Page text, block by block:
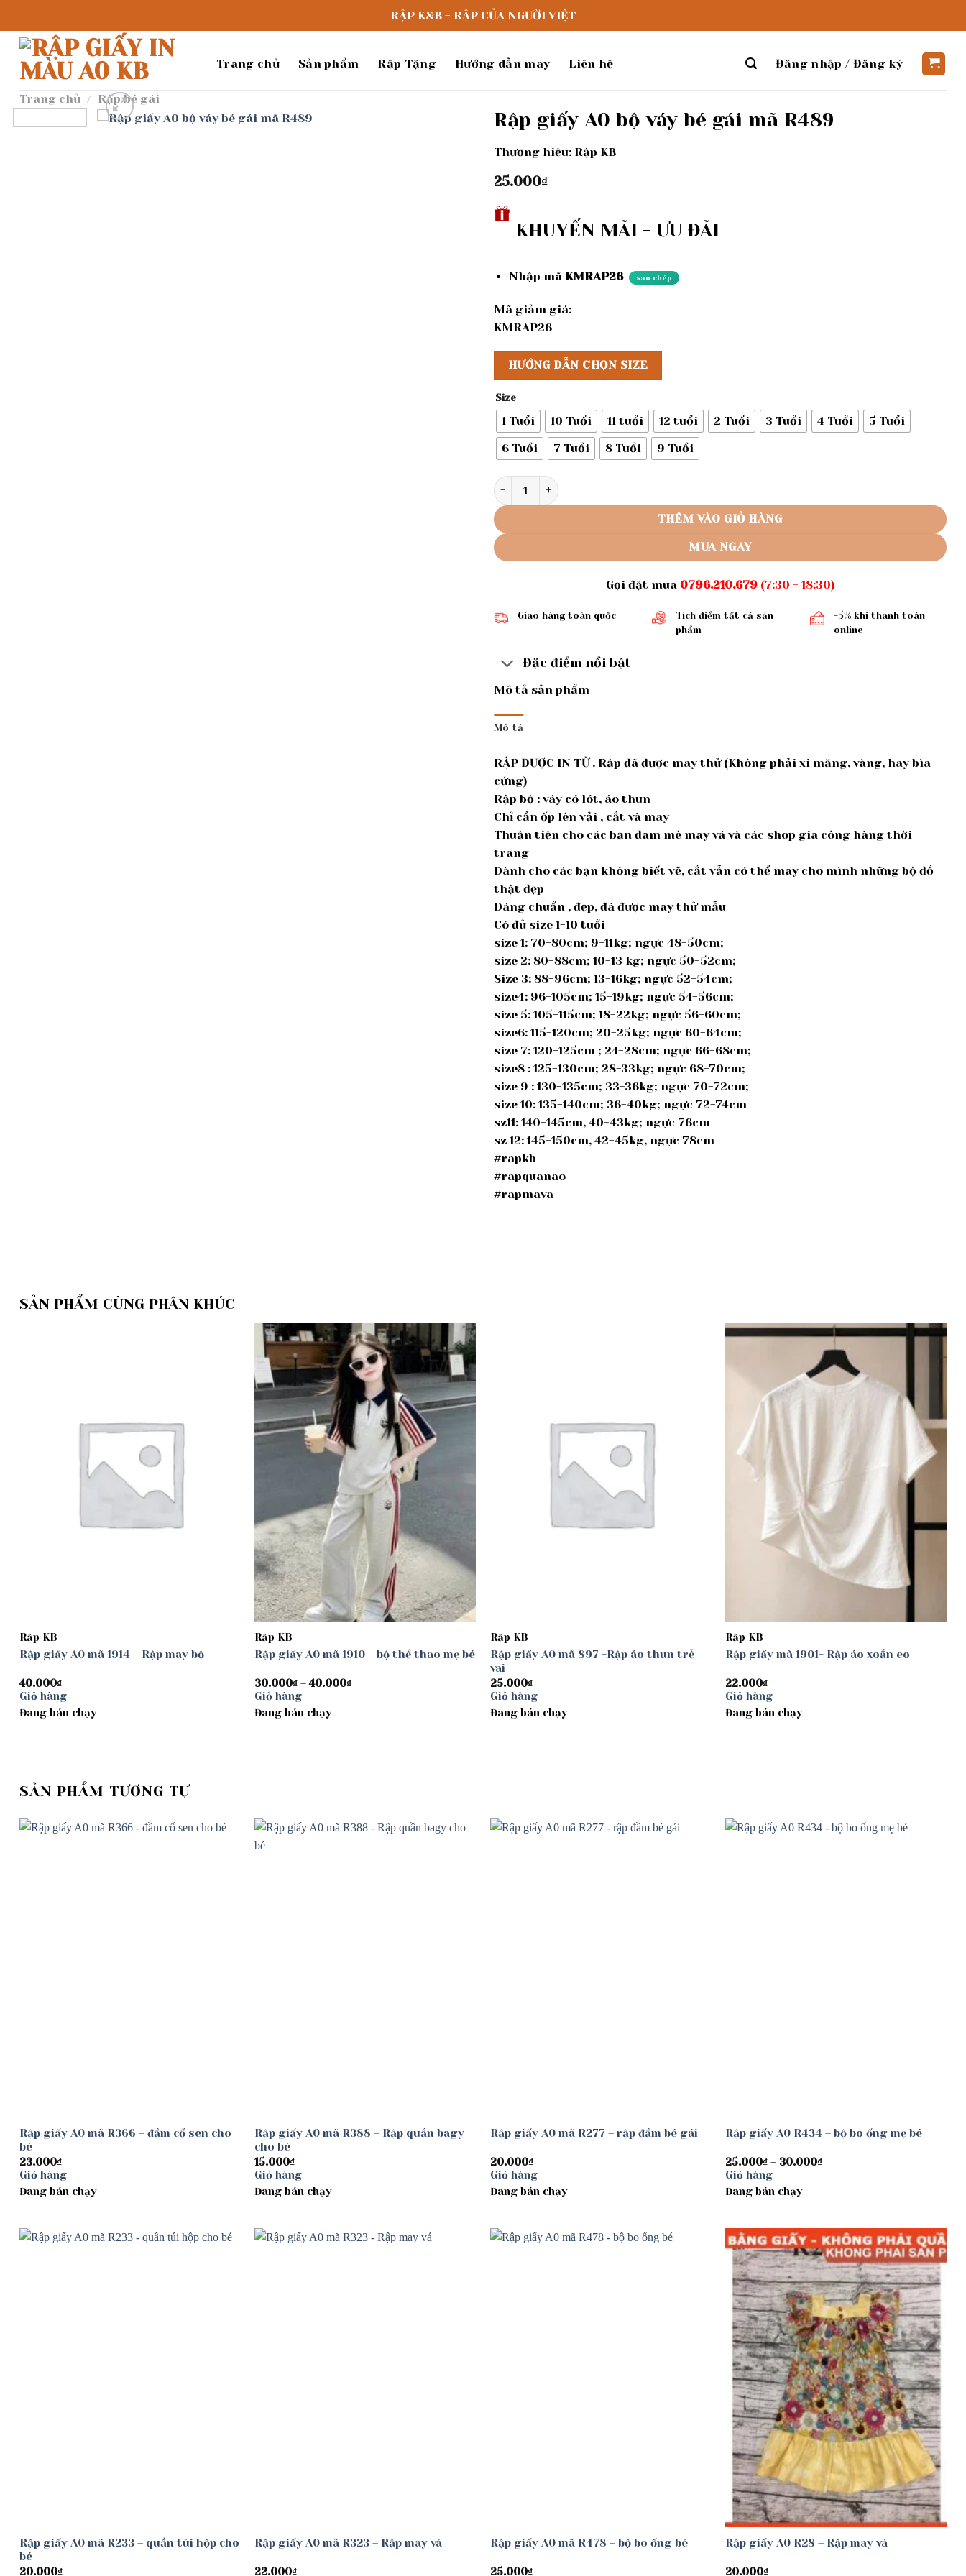
dung
RẬP K&B - RẬP CỦA NGƯỜI VIỆT
Trang chủ Sản phẩm Rập Tặng Hướng dẫn may Liên hệ Đăng nhập / Đăng ký
Trang chủ / Rập bé gái
Rập giấy A0 bộ váy bé gái mã R489
Thương hiệu: Rập KB
25.000₫
KHUYẾN MÃI - ƯU ĐÃI
Nhập mã KMRAP26 sao chép
Mã giảm giá:
KMRAP26
HƯỚNG DẪN CHỌN SIZE
Size
1 Tuổi 10 Tuổi 11 tuổi 12 tuổi 2 Tuổi 3 Tuổi 4 Tuổi
5 Tuổi
6 Tuổi
7 Tuổi 8 Tuổi 9 Tuổi
Rập giấy A0 bộ váy bé gái mã R489 số lượng
THÊM VÀO GIỎ HÀNG
MUA NGAY
Gọi đặt mua 0796.210.679(7:30 - 18:30)
Giao hàng toàn quốc
Tích điểm tất cả sản
phẩm
-5% khi thanh toán
online
Đặc điểm nổi bật
Mô tả sản phẩm
Mô tả
RẬP ĐƯỢC IN TỪ . Rập đã được may thử (Không phải xi măng, vàng, hay bìa
cứng)
Rập bộ : váy có lót, áo thun
Chỉ cần ốp lên vải , cắt và may
Thuận tiện cho các bạn đam mê may vá và các shop gia công hàng thời
trang
Dành cho các bạn không biết vẽ, cắt vẫn có thể may cho mình những bộ đồ
thật đẹp
Dáng chuẩn , đẹp, đã được may thử mẫu
Có đủ size 1-10 tuổi
size 1: 70-80cm; 9-11kg; ngực 48-50cm;
size 2: 80-88cm; 10-13 kg; ngực 50-52cm;
Size 3: 88-96cm; 13-16kg; ngực 52-54cm;
size4: 96-105cm; 15-19kg; ngực 54-56cm;
size 5: 105-115cm; 18-22kg; ngực 56-60cm;
size6: 115-120cm; 20-25kg; ngực 60-64cm;
size 7: 120-125cm ; 24-28cm; ngực 66-68cm;
size8 : 125-130cm; 28-33kg; ngực 68-70cm;
size 9 : 130-135cm; 33-36kg; ngực 70-72cm;
size 10: 135-140cm; 36-40kg; ngực 72-74cm
sz11: 140-145cm, 40-43kg; ngực 76cm
sz 12: 145-150cm, 42-45kg, ngực 78cm
#rapkb
#rapquanao
#rapmava
SẢN PHẨM CÙNG PHÂN KHÚC
Rập KB
Rập giấy A0 mã 1914 – Rập may bộ
40.000₫
Giỏ hàng
Đang bán chạy
Add to
wishlist
Rập KB
Rập giấy A0 mã 1910 – bộ thể thao mẹ bé
30.000₫ – 40.000₫Khoảng
Giỏ hàng
Đang bán chạy
Rập KB
Rập giấy A0 mã 897 -Rập áo thun trễ
vai
25.000₫
Giỏ hàng
Đang bán chạy
Rập KB
Rập giấy mã 1901- Rập áo xoắn eo
22.000₫
Giỏ hàng
Đang bán chạy
SẢN PHẨM TƯƠNG TỰ
Rập giấy A0 mã R366 – đầm cổ sen cho
bé
23.000₫
Giỏ hàng
Đang bán chạy
Rập giấy A0 mã R388 – Rập quần bagy
cho bé
15.000₫
Giỏ hàng
Đang bán chạy
Rập giấy A0 mã R277 – rập đầm bé gái
20.000₫
Giỏ hàng
Đang bán chạy
Rập giấy A0 R434 – bộ bo ống mẹ bé
25.000₫ – 30.000₫Khoảng
Giỏ hàng
Đang bán chạy
Rập giấy A0 mã R233 – quần túi hộp cho
bé
20.000₫
Rập giấy A0 mã R323 – Rập may vá
22.000₫
Rập giấy A0 mã R478 – bộ bo ống bé
25.000₫
Add to
wishlist
Rập giấy A0 R28 – Rập may vá
20.000₫